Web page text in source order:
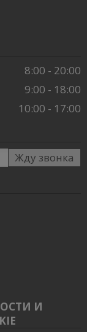
8:00 - 20:00
9:00 - 18:00
10:00 - 17:00
Жду звонка
И